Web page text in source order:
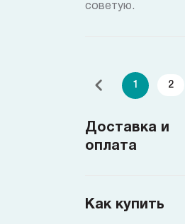
советую.
1 2
Доставка и
оплата
Как купить